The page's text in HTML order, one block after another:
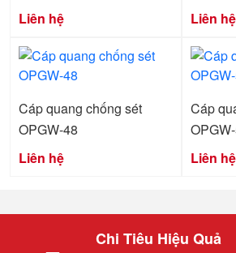
Liên hệ
Liên hệ
Cáp quang chống sét
OPGW-48
Liên hệ
Cáp
Liên hệ
Chi Tiêu Hiệu Quả